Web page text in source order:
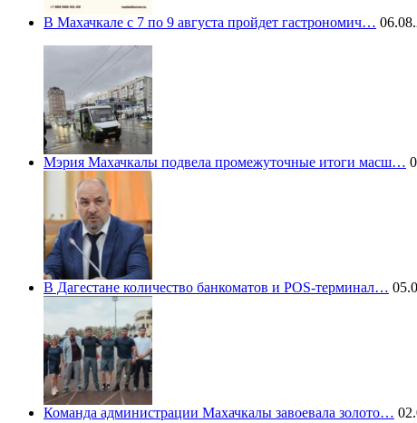
В Махачкале с 7 по 9 августа пройдет гастрономич…
Мэрия Махачкалы подвела промежуточные итоги масш…
В Дагестане количество банкоматов и POS-терминал…
Команда администрации Махачкалы завоевала золото…